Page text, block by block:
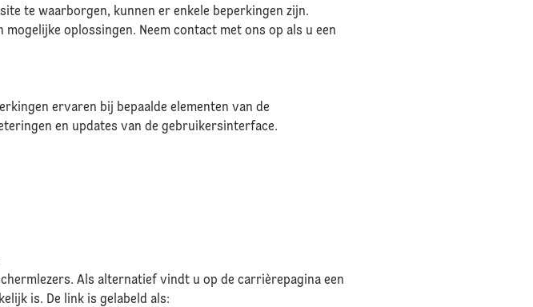
te waarborgen, kunnen er enkele beperkingen zijn.
oplossingen. Neem contact met ons op als u een
ervaren bij bepaalde elementen van de
en updates van de gebruikersinterface.
Als alternatief vindt u op de carrièrepagina een
is. De link is gelabeld als: